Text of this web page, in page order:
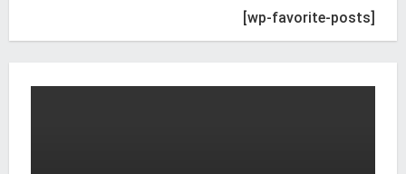
[wp-favorite-posts]